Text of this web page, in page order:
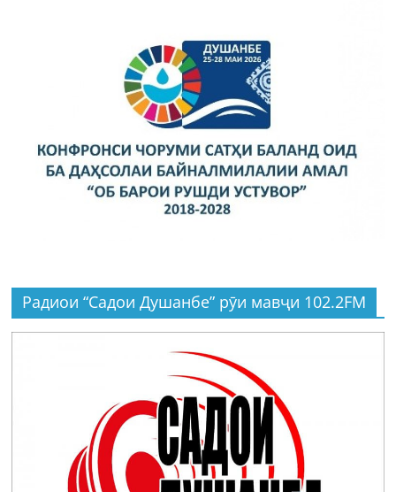
Радиои “Садои Душанбе” рӯи мавҷи 102.2FM